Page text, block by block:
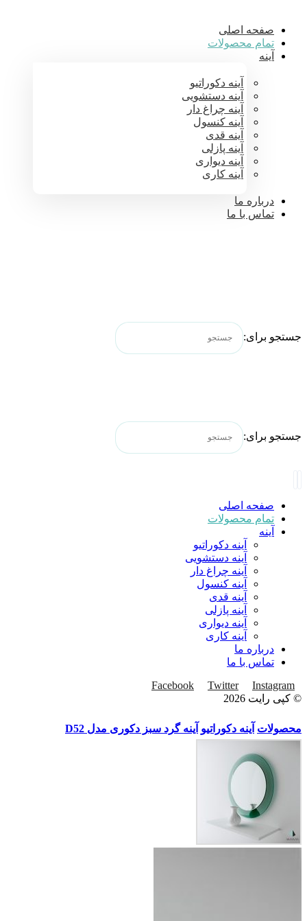
صفحه اصلی
تمام محصولات
آینه
آینه دکوراتیو
آینه دستشویی
آینه چراغ دار
آینه کنسول
آینه قدی
آینه پازلی
آینه دیواری
آینه کاری
درباره ما
تماس با ما
جستجو برای:
جستجو برای:
صفحه اصلی
تمام محصولات
آینه
آینه دکوراتیو
آینه دستشویی
آینه چراغ دار
آینه کنسول
آینه قدی
آینه پازلی
آینه دیواری
آینه کاری
درباره ما
تماس با ما
Facebook
Twitter
Instagram
© کپی رایت 2026
محصولات آینه دکوراتیو آینه گرد سبز دکوری مدل D52